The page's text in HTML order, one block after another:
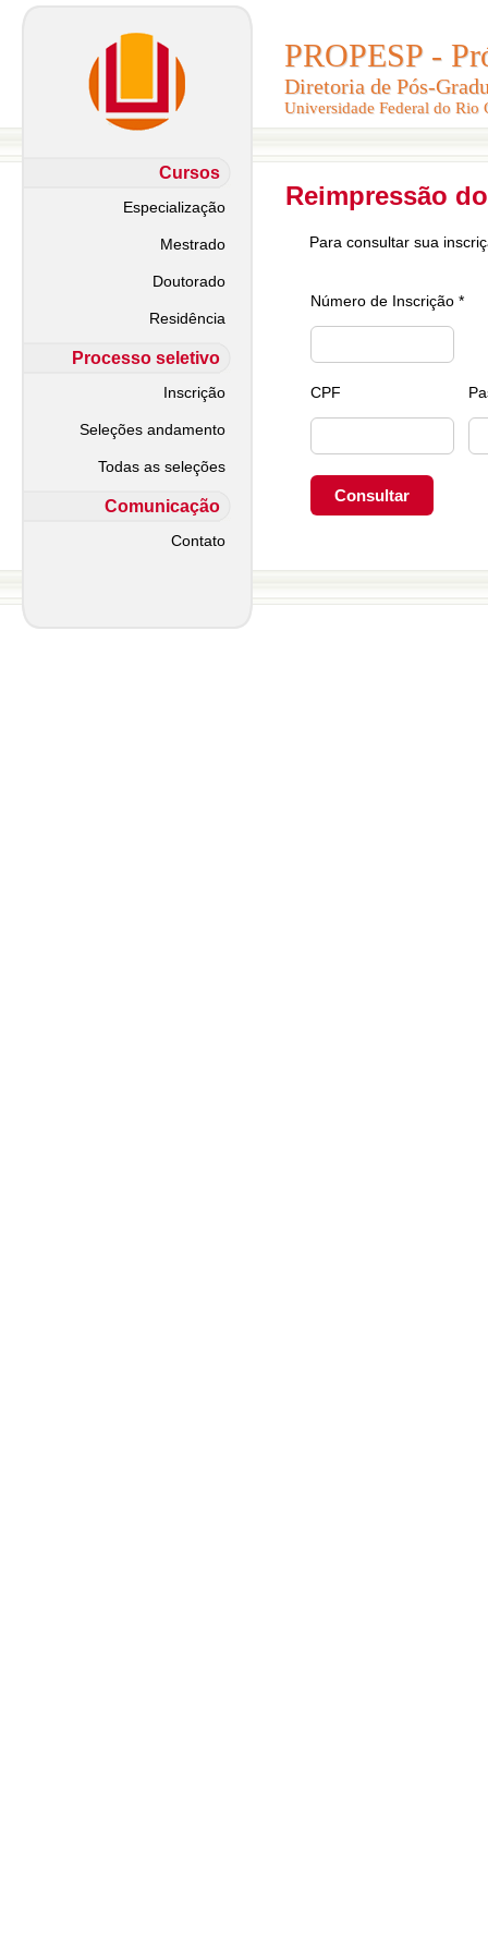
PROPESP -
Diretoria de Pós-
Universidade Federal do Rio
PROPESP -
Diretoria de Pós-
Universidade Federal do Rio
Cursos
Especialização
Mestrado
Doutorado
Residência
Processo seletivo
Inscrição
Seleções andamento
Todas as seleções
Comunicação
Contato
Reimpressão
Para consultar sua
Número de Inscrição *
CPF